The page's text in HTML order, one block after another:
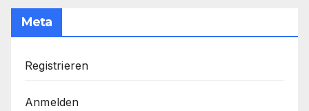
Meta
Registrieren
Anmelden